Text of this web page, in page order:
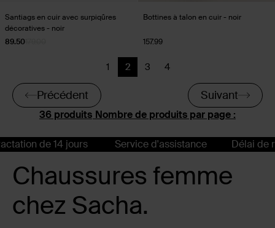
Santiags en cuir avec surpiqûres
décoratives - noir
89.50
Bottines à talon en cuir - noir
157.99
Nombre de produits par page :
Précédent
Précédent
1
Page actuelle
2
Précédent
3
Précédent
4
Suivant
de 14 jours Service d'assistance Délai de
Chaussures femme
chez Sacha.